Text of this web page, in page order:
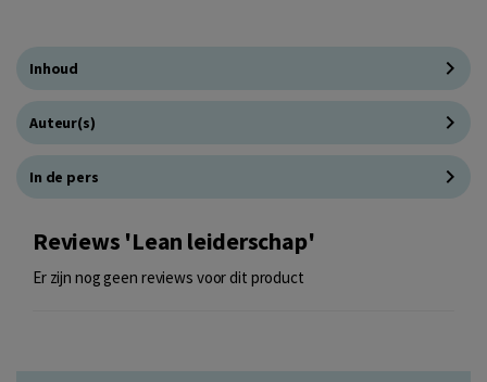
Inhoud
Auteur(s)
In de pers
Reviews 'Lean leiderschap'
Er zijn nog geen reviews voor dit product